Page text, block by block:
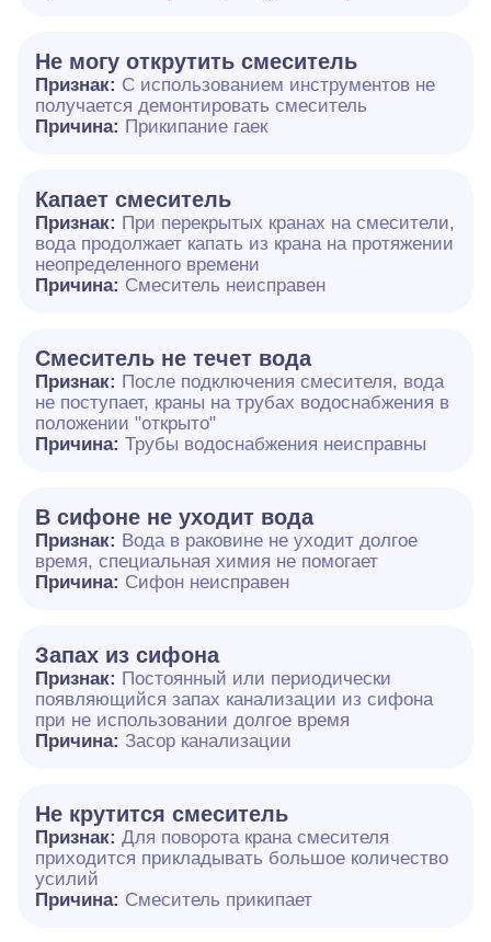
Не могу открутить смеситель
Признак: С использованием инструментов не
получается демонтировать смеситель
Причина: Прикипание гаек
Капает смеситель
Признак: При перекрытых кранах на смесители,
вода продолжает капать из крана на протяжении
неопределенного времени
Причина: Смеситель неисправен
Смеситель не течет вода
Признак: После подключения смесителя, вода
не поступает, краны на трубах водоснабжения в
положении "открыто"
Причина: Трубы водоснабжения неисправны
В сифоне не уходит вода
Признак: Вода в раковине не уходит долгое
время, специальная химия не помогает
Причина: Сифон неисправен
Запах из сифона
Признак: Постоянный или периодически
появляющийся запах канализации из сифона
при не использовании долгое время
Причина: Засор канализации
Не крутится смеситель
Признак: Для поворота крана смесителя
приходится прикладывать большое количество
усилий
Причина: Смеситель прикипает